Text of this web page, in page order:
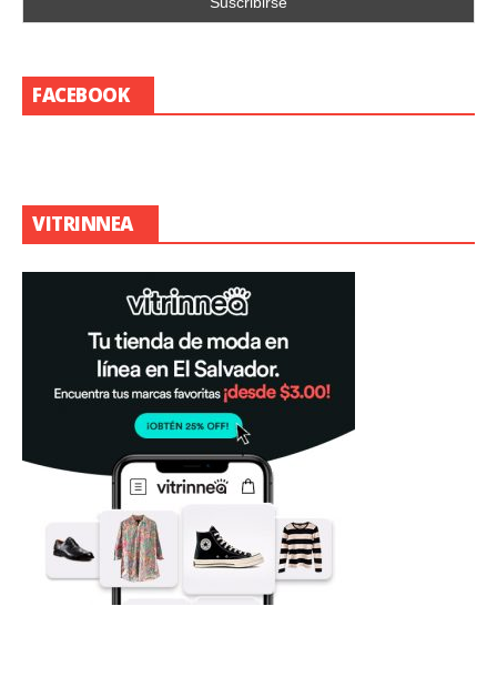
FACEBOOK
VITRINNEA